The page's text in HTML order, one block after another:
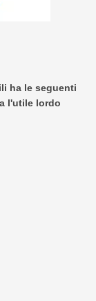
ha le seguenti
l'utile lordo